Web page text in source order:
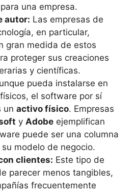
una empresa.
autor: Las empresas ​de⁤
en particular,
gran medida de estos
proteger sus creaciones
y científicas.
pueda instalarse en
el software por sí
un activo físico. Empresas
‍y Adobe ejemplifican
puede ser una columna
modelo de​ negocio.
clientes: Este​ tipo de
parecer menos tangibles,
frecuentemente